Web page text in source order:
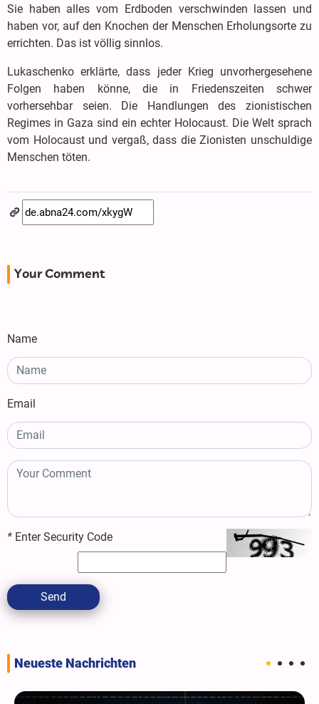
Sie haben alles vom Erdboden verschwinden lassen und
haben vor, auf den Knochen der Menschen Erholungsorte zu
errichten. Das ist völlig sinnlos.
Lukaschenko erklärte, dass jeder Krieg unvorhergesehene
Folgen haben könne, die in Friedenszeiten schwer
vorhersehbar seien. Die Handlungen des zionistischen
Regimes in Gaza sind ein echter Holocaust. Die Welt sprach
vom Holocaust und vergaß, dass die Zionisten unschuldige
Menschen töten.
Your Comment
Name
Email
* Enter Security Code
Send
Neueste Nachrichten